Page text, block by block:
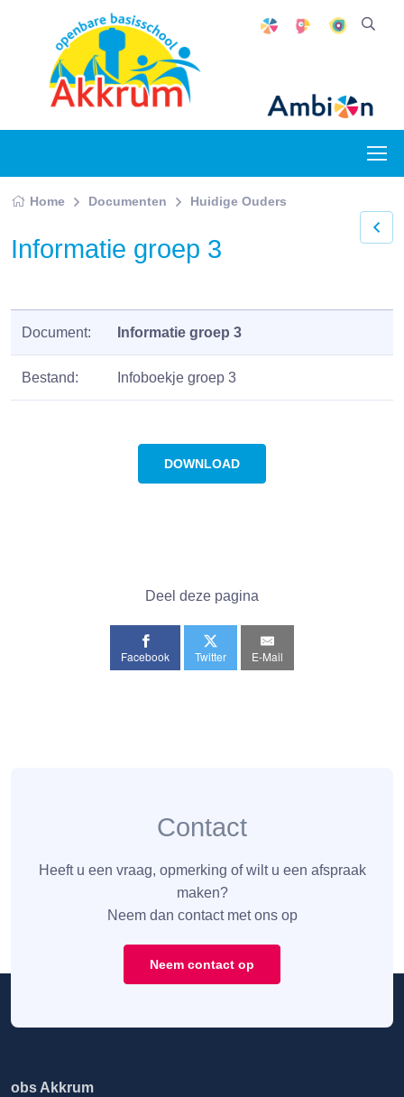
Home Documenten Huidige Ouders
Informatie groep 3
Document: Informatie groep 3
Bestand: Infoboekje groep 3
DOWNLOAD
Deel deze pagina
Facebook Twitter E-Mail
Contact
Heeft u een vraag, opmerking of wilt u een afspraak
maken?
Neem dan contact met ons op
Neem contact op
obs Akkrum